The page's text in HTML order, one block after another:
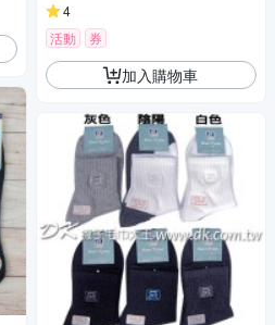
4
活動
券
加入購物車